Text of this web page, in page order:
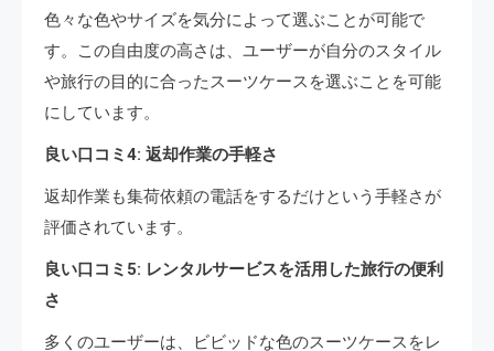
色々な色やサイズを気分によって選ぶことが可能で
す。この自由度の高さは、ユーザーが自分のスタイル
や旅行の目的に合ったスーツケースを選ぶことを可能
にしています。
良い口コミ4: 返却作業の手軽さ
返却作業も集荷依頼の電話をするだけという手軽さが
評価されています。
良い口コミ5: レンタルサービスを活用した旅行の便利
さ
多くのユーザーは、ビビッドな色のスーツケースをレ